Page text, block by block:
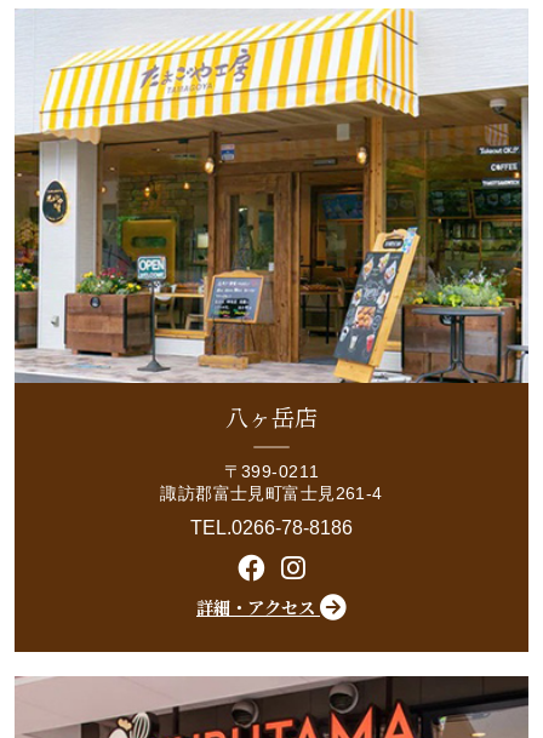
八ヶ岳店
〒399-0211
諏訪郡富士見町富士見261-4
TEL.0266-78-8186
詳細・アクセス